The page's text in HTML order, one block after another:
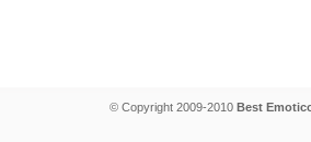
© Copyright 2009-2010 Best